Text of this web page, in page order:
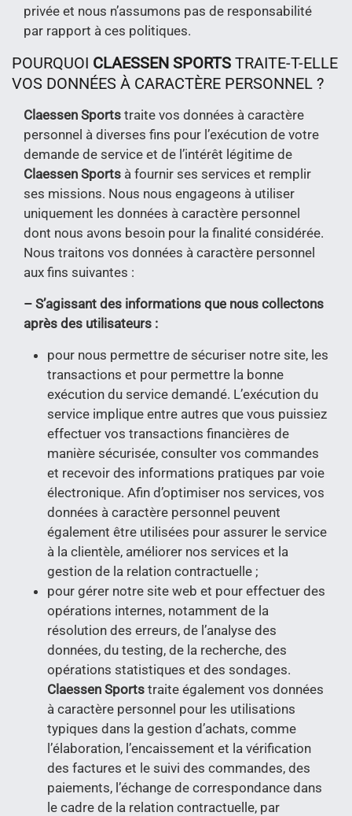
privée et nous n’assumons pas de responsabilité
par rapport à ces politiques.
POURQUOI CLAESSEN SPORTS TRAITE-T-ELLE
VOS DONNÉES À CARACTÈRE PERSONNEL ?
Claessen Sports traite vos données à caractère
personnel à diverses fins pour l’exécution de votre
demande de service et de l’intérêt légitime de
Claessen Sports à fournir ses services et remplir
ses missions. Nous nous engageons à utiliser
uniquement les données à caractère personnel
dont nous avons besoin pour la finalité considérée.
Nous traitons vos données à caractère personnel
aux fins suivantes :
– S’agissant des informations que nous collectons
après des utilisateurs :
pour nous permettre de sécuriser notre site, les
transactions et pour permettre la bonne
exécution du service demandé. L’exécution du
service implique entre autres que vous puissiez
effectuer vos transactions financières de
manière sécurisée, consulter vos commandes
et recevoir des informations pratiques par voie
électronique. Afin d’optimiser nos services, vos
données à caractère personnel peuvent
également être utilisées pour assurer le service
à la clientèle, améliorer nos services et la
gestion de la relation contractuelle ;
pour gérer notre site web et pour effectuer des
opérations internes, notamment de la
résolution des erreurs, de l’analyse des
données, du testing, de la recherche, des
opérations statistiques et des sondages.
Claessen Sports traite également vos données
à caractère personnel pour les utilisations
typiques dans la gestion d’achats, comme
l’élaboration, l’encaissement et la vérification
des factures et le suivi des commandes, des
paiements, l’échange de correspondance dans
le cadre de la relation contractuelle, par